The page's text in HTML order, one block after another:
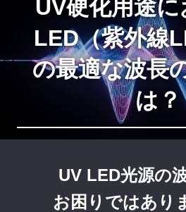
UV硬化用途に
LED（紫外線
の最適な波長
は？
UV LED光源の
お困りではあり